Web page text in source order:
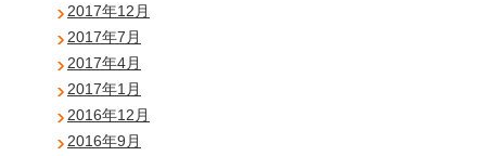
2017年12月
2017年7月
2017年4月
2017年1月
2016年12月
2016年9月